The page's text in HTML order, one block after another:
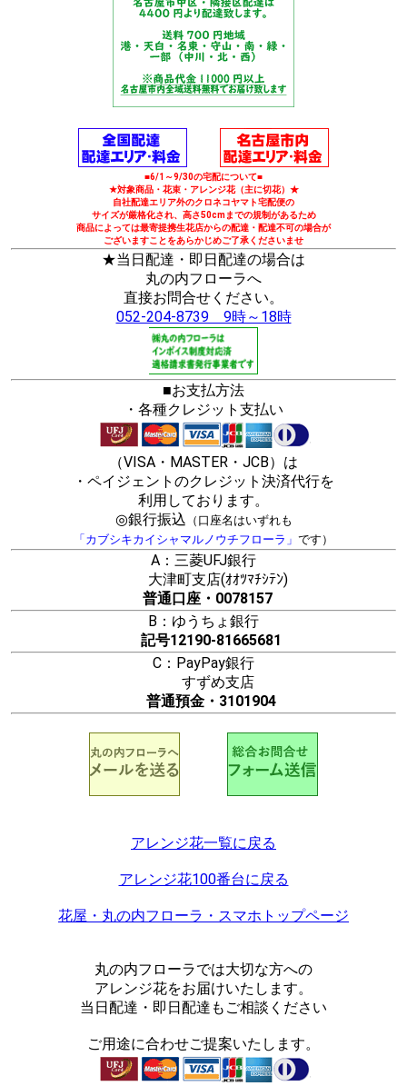
■6/1～9/30の宅配について■
★対象商品・花束・アレンジ花（主に切花）★
自社配達エリア外のクロネコヤマト宅配便の
サイズが厳格化され、高さ50cmまでの規制があるため
商品によっては最寄提携生花店からの配達・配達不可の場合が
ございますことをあらかじめご了承くださいませ
★当日配達・即日配達の場合は
丸の内フローラへ
直接お問合せください。
052-204-8739 9時～18時
■お支払方法
・各種クレジット支払い
（VISA・MASTER・JCB）は
・ペイジェントのクレジット決済代行を
利用しております。
◎銀行振込 （口座名はいずれも
「カブシキカイシャマルノウチフローラ」 です）
A：三菱UFJ銀行
大津町支店(ｵｵﾂﾏﾁｼﾃﾝ)
普通口座・0078157
B：ゆうちょ銀行
記号12190-81665681
C：PayPay銀行
すずめ支店
普通預金・3101904
アレンジ花一覧に戻る
アレンジ花100番台に戻る
花屋・丸の内フローラ・スマホトップページ
丸の内フローラでは大切な方への
アレンジ花をお届けいたします。
当日配達・即日配達もご相談ください
ご用途に合わせご提案いたします。